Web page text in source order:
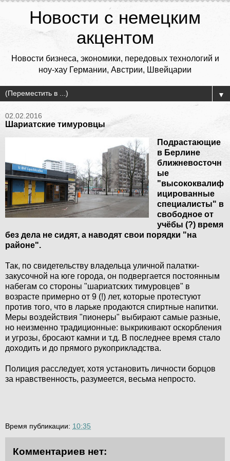
Новости с немецким
акцентом
Новости бизнеса, экономики, передовых технологий и
ноу-хау Германии, Австрии, Швейцарии
▼
02.02.2016
Шариатские тимуровцы
Подрастающие
в Берлине
ближневосточн
ые
"высококвалиф
ицированные
специалисты" в
свободное от
учёбы (?) время
без дела не сидят, а наводят свои порядки "на
районе".
Так, по свидетельству владельца уличной палатки-
закусочной на юге города, он подвергается постоянным
набегам со стороны "шариатских тимуровцев" в
возрасте примерно от 9 (!) лет, которые протестуют
против того, что в ларьке продаются спиртные напитки.
Меры воздействия "пионеры" выбирают самые разные,
но неизменно традиционные: выкрикивают оскорбления
и угрозы, бросают камни и т.д. В последнее время стало
доходить и до прямого рукоприкладства.
Полиция расследует, хотя установить личности борцов
за нравственность, разумеется, весьма непросто.
Время публикации: 10:35
Комментариев нет: